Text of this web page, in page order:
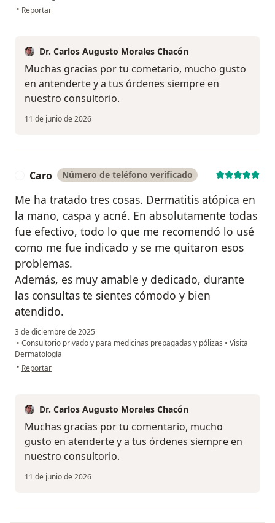
• en opinión del usuario Karina
Reportar
Dr. Carlos Augusto Morales Chacón
Muchas gracias por tu cometario, mucho gusto
en antenderte y a tus órdenes siempre en
nuestro consultorio.
11 de junio de 2026
Caro Número de teléfono verificado
Me ha tratado tres cosas. Dermatitis atópica en
la mano, caspa y acné. En absolutamente todas
fue efectivo, todo lo que me recomendó lo usé
como me fue indicado y se me quitaron esos
problemas.
Además, es muy amable y dedicado, durante
las consultas te sientes cómodo y bien
atendido.
3 de diciembre de 2025
• Consultorio privado y para medicinas prepagadas y pólizas • Visita
Dermatología
• en opinión del usuario Caro
Reportar
Dr. Carlos Augusto Morales Chacón
Muchas gracias por tu comentario, mucho
gusto en atenderte y a tus órdenes siempre en
nuestro consultorio.
11 de junio de 2026